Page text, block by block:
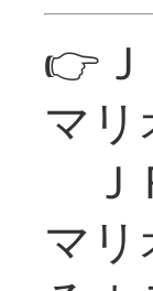
👉
マ
Ｊ
マ